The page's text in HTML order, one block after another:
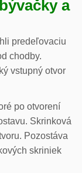
a
predeľovaciu
chodby.
vstupný otvor
po otvorení
Skrinková
Pozostáva
skriniek